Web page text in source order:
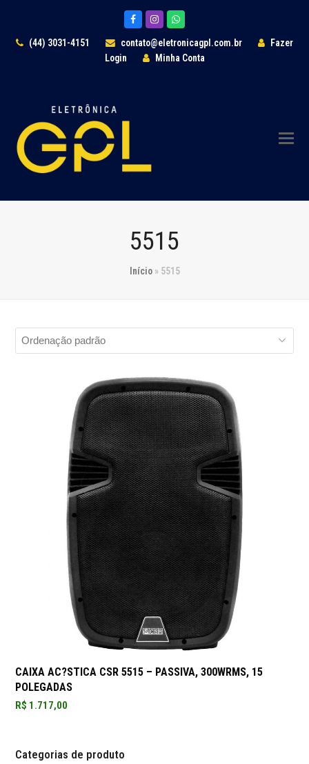
FacebookInstagramWhatsapp
(44) 3031-4151 contato@eletronicagpl.com.br
Fazer
Login
Minha Conta
5515
Início» 5515
CAIXA AC?STICA CSR 5515 – PASSIVA, 300WRMS, 15
POLEGADAS
R$ 1.717,00
Categorias de produto